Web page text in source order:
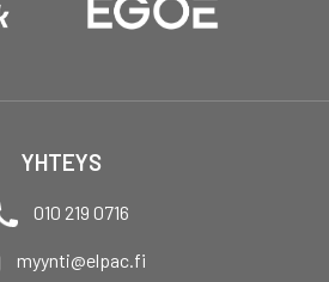
YHTEYS
010 219 0716
myynti@elpac.fi